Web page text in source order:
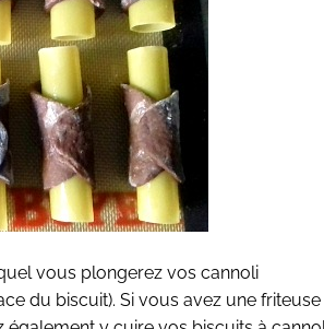
vous plongerez vos cannoli
du biscuit). Si vous avez une friteuse